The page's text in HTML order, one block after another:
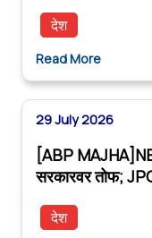
देश
Read More
29 July 2026
[ABP
सरकारवर तोफ;
देश